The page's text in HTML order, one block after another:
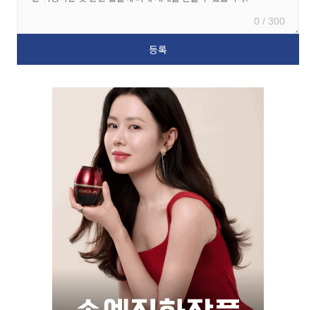
0 / 300